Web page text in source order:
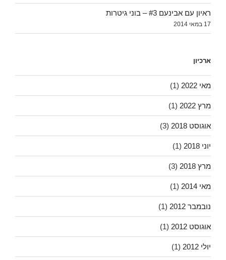
ראיון עם אבינעם #3 – בוני גיטרות
17 במאי 2014
ארכיון
מאי 2022 (1)
מרץ 2022 (1)
אוגוסט 2018 (3)
יוני 2018 (1)
מרץ 2018 (3)
מאי 2014 (1)
נובמבר 2012 (1)
אוגוסט 2012 (1)
יולי 2012 (1)